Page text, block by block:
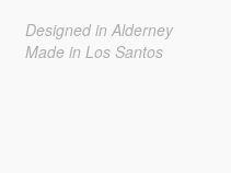
Designed in Alderney
Made in Los Santos